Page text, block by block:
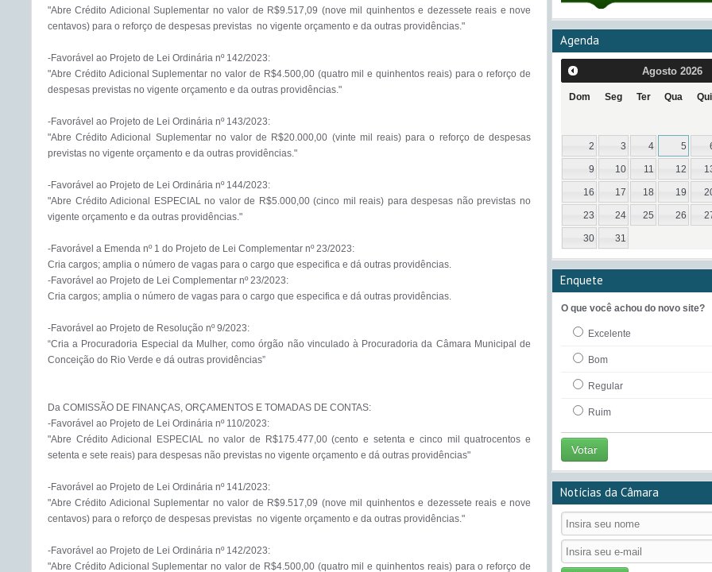
Agenda
Agosto 2026
Dom Seg Ter Qua Qui
2 3 4 5
9 10 11 12
16 17 18 19
23 24 25 26
30 31
Enquete
O que você achou do novo site?
Excelente
Bom
Regular
Ruim
Votar
Notícias da Câmara